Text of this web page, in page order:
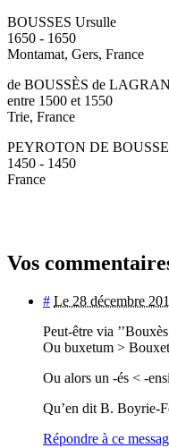
BOUSSES Ursulle
1650 - 1650
Montamat, Gers, France
de BOUSSÈS de
entre 1500 et 1550
Trie, France
PEYROTON DE
1450 - 1450
France
Vos
# Le 28 décembre
Peut-être via
Ou buxetum >
Ou alors un -és < -
Qu’en dit B. Boyrie-
Répondre à ce